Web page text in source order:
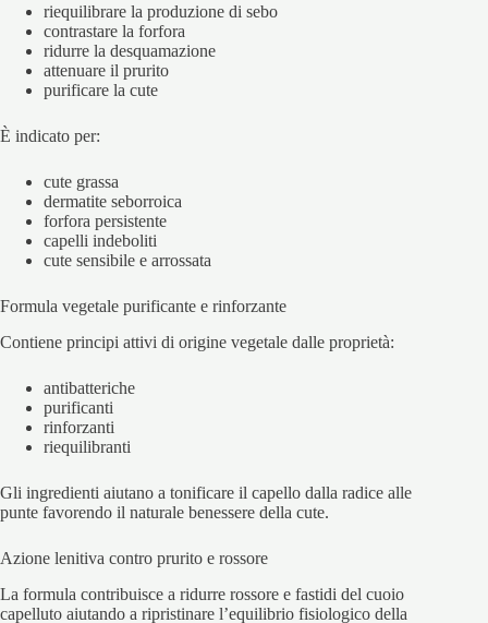
riequilibrare la produzione di sebo
contrastare la forfora
ridurre la desquamazione
attenuare il prurito
purificare la cute
È indicato per:
cute grassa
dermatite seborroica
forfora persistente
capelli indeboliti
cute sensibile e arrossata
Formula vegetale purificante e rinforzante
Contiene principi attivi di origine vegetale dalle proprietà:
antibatteriche
purificanti
rinforzanti
riequilibranti
Gli ingredienti aiutano a tonificare il capello dalla radice alle
punte favorendo il naturale benessere della cute.
Azione lenitiva contro prurito e rossore
La formula contribuisce a ridurre rossore e fastidi del cuoio
capelluto aiutando a ripristinare l’equilibrio fisiologico della